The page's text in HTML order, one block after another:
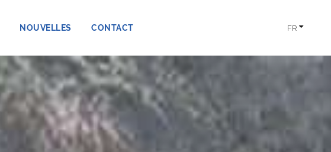
NOUVELLES CONTACT FR